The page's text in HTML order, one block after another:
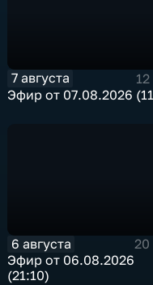
7 августа
Эфир от 07.08.2026
6 августа
Эфир от 06.08.2026
(21:10)